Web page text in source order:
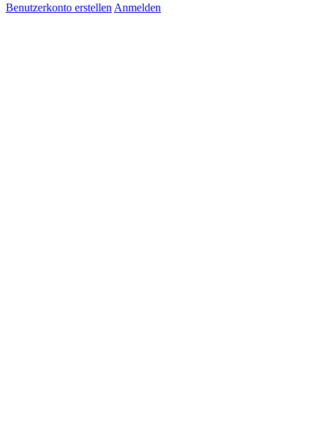
Benutzerkonto erstellen Anmelden